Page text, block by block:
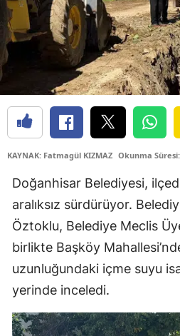
KAYNAK: Fatmagül KIZMAZ Okunma
Doğanhisar Belediyesi,
aralıksız sürdürüyor.
Öztoklu, Belediye Meclis
birlikte Başköy
uzunluğundaki içme suyu
yerinde inceledi.